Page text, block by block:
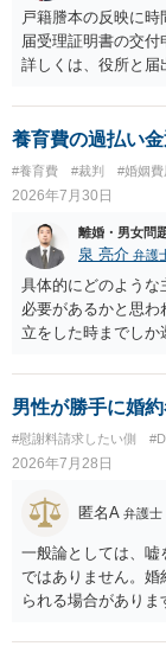
戸籍謄本の反映に
届受理証明書の交付
詳しくは、役所と届
養育費の過払い
#養育費 #裁判 #婚姻
2026年7月30日
離婚・男女問
泉 亮介 弁護
具体的にどのような
必要があるかと思
立をした時までし
養育費に関するやり
あるでしょう。 公
男性が勝手に婚
#慰謝料請求したい側
2026年7月28日
匿名A 弁護士
一般論としては、嘘
ではありません。婚
られる場合があり
慰謝料は生じない